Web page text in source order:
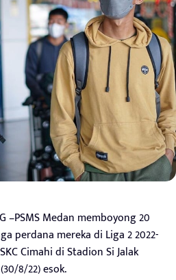
–PSMS Medan memboyong 20
perdana mereka di Liga 2 2022-
Cimahi di Stadion Si Jalak
8/22) esok.